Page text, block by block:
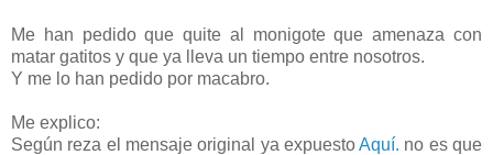
Me han pedido que quite al monigote que amenaza con
matar gatitos y que ya lleva un tiempo entre nosotros.
Y me lo han pedido por macabro.
Me explico:
Según reza el mensaje original ya expuestoAquí. no es que